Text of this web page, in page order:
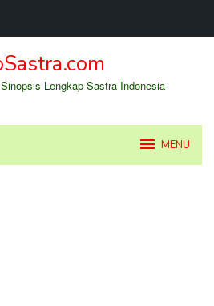
Lengkap Sastra Indonesia
MENU